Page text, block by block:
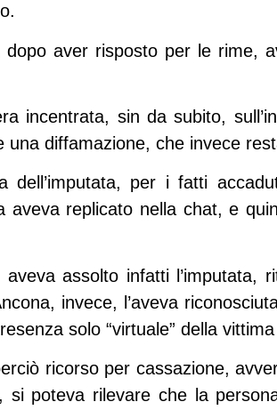
aver risposto per le rime,
incentrata, sin da subito,
diffamazione, che invece
dell’imputata, per i fatti
aveva replicato nella chat, e
assolto infatti l’imputata,
invece, l’aveva
solo “virtuale” della
ricorso per cassazione,
poteva rilevare che la